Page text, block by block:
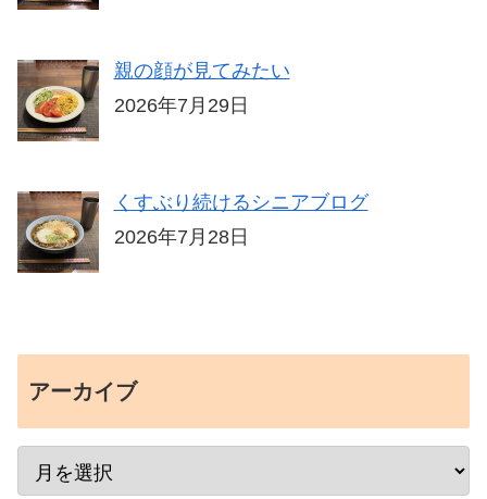
親の顔が見てみたい
2026年7月29日
くすぶり続けるシニアブログ
2026年7月28日
アーカイブ